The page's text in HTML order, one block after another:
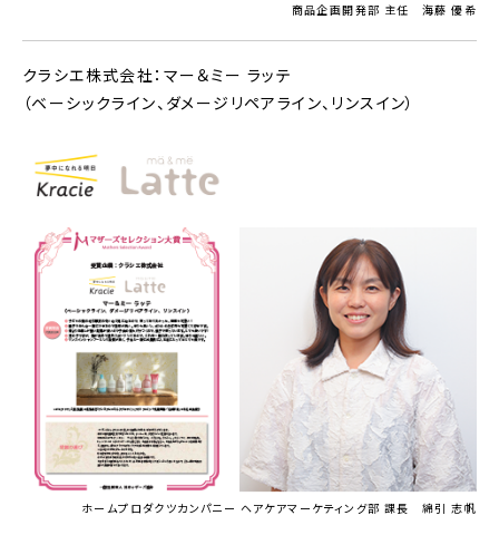
商品企画開発部 主任 海藤 優希
クラシエ株式会社：マー＆ミー ラッテ
（ベーシックライン、ダメージリペアライン、リンスイン）
ホームプロダクツカンパニー ヘアケアマーケティング部 課長 綿引 志帆